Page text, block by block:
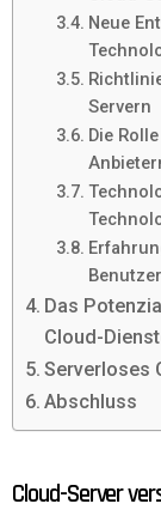
Neue
Servern
Die
Das
Cloud-
Serverloses
Abschluss
Cloud-Server